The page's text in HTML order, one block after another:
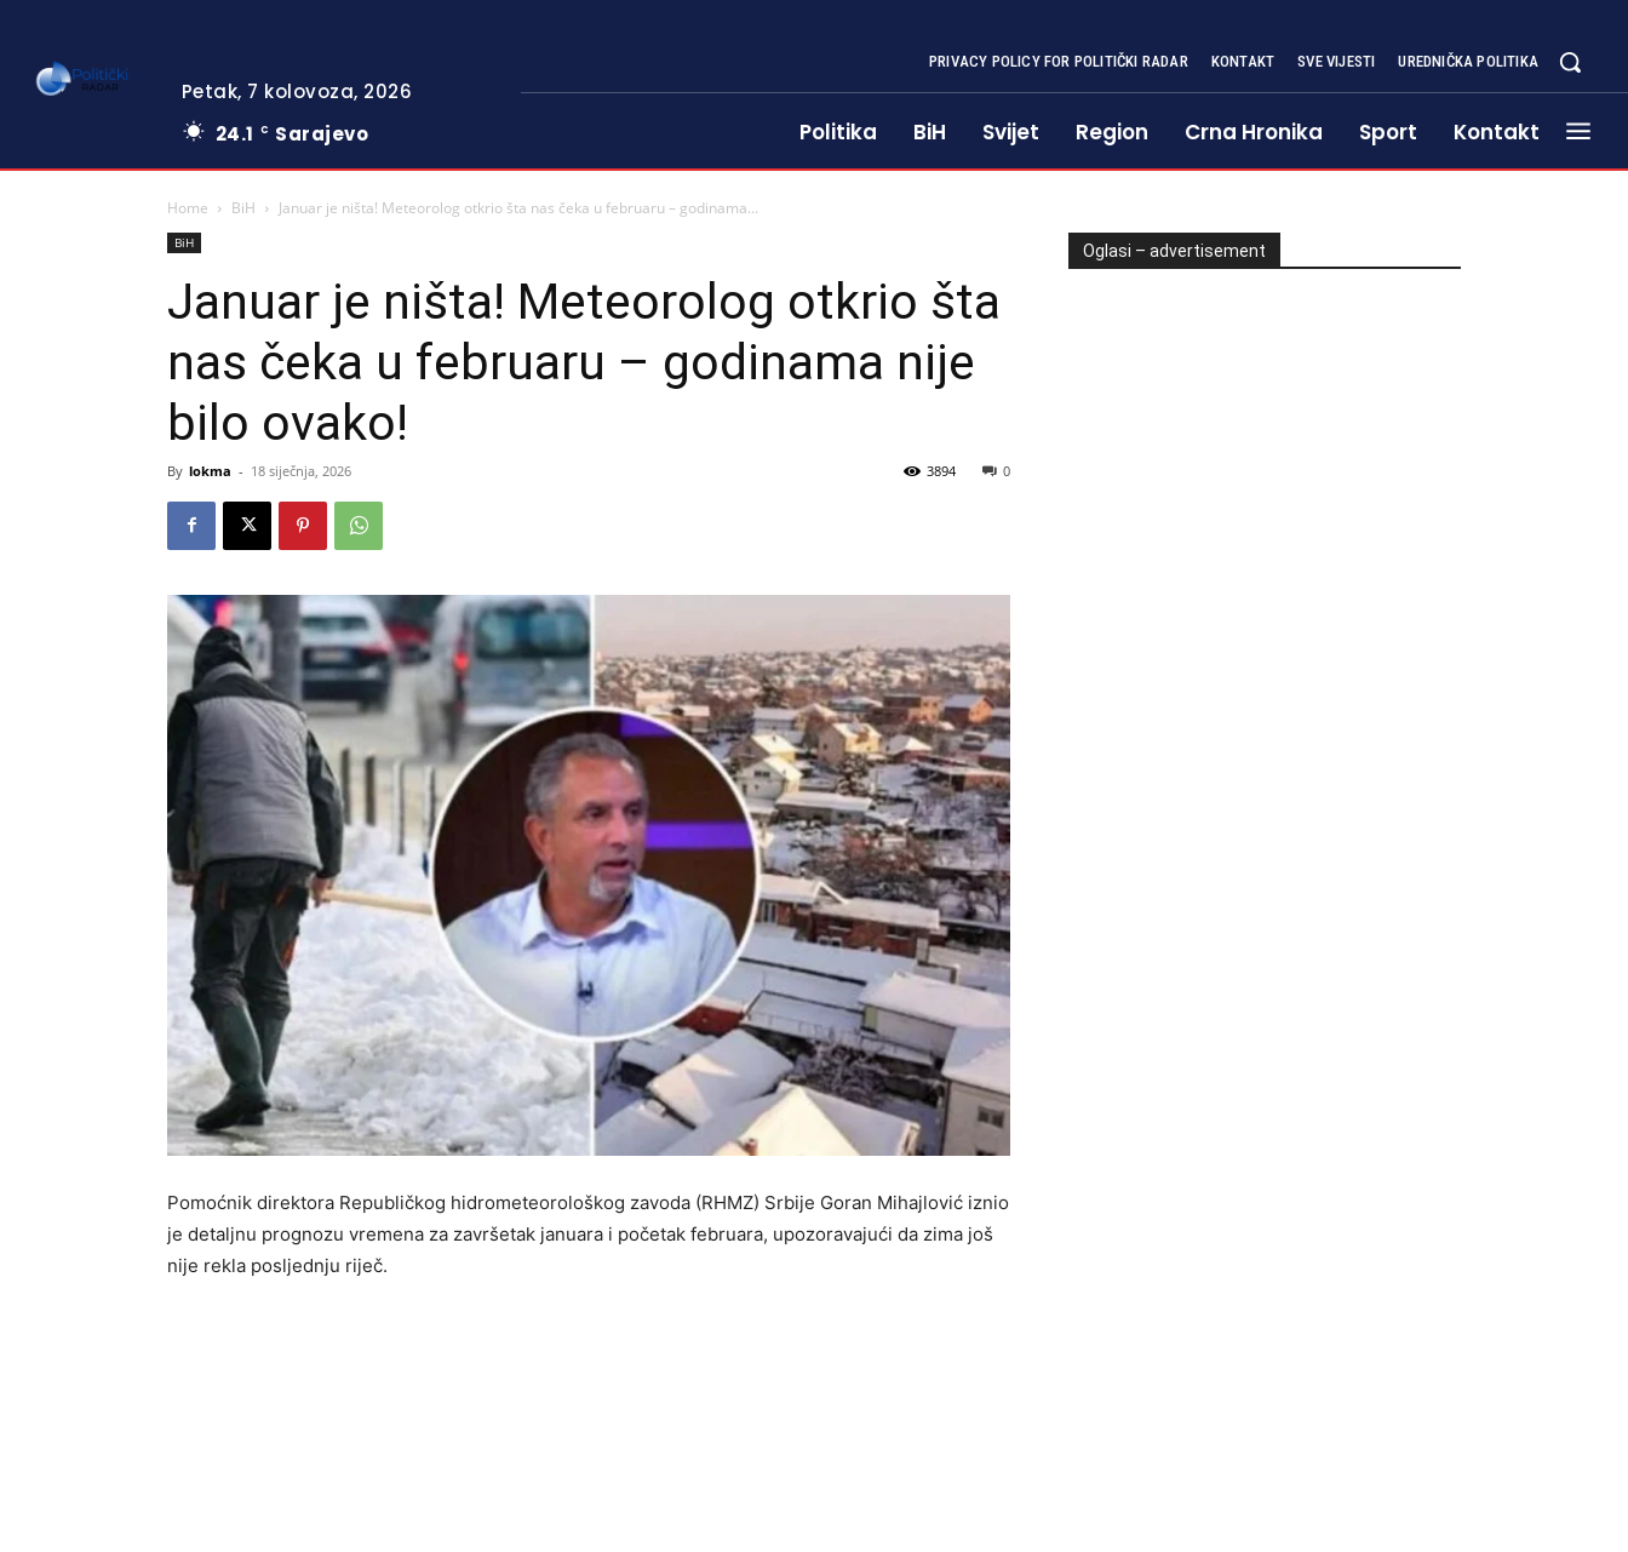
Petak, 7 kolovoza, 2026
24.1
C Sarajevo
PRIVACY POLICY FOR POLITIČKI RADAR KONTAKT SVE VIJESTI UREDNIČKA POLITIKA
Politika BiH Svijet Region Crna Hronika Sport Kontakt
Home BiH Januar je ništa! Meteorolog otkrio šta nas čeka u februaru – godinama...
BiH
Januar je ništa! Meteorolog otkrio šta
nas čeka u februaru – godinama nije
bilo ovako!
By lokma - 18 siječnja, 2026 0
3894
Pomoćnik direktora Republičkog hidrometeorološkog zavoda (RHMZ) Srbije Goran Mihajlović iznio
je detaljnu prognozu vremena za završetak januara i početak februara, upozoravajući da zima još
nije rekla posljednju riječ.
Oglasi – advertisement